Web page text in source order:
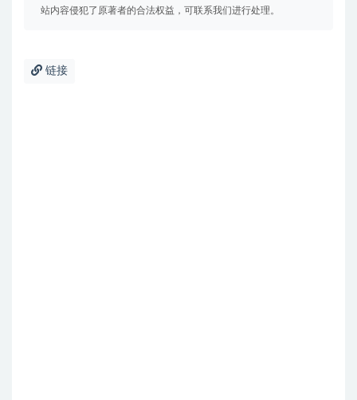
站内容侵犯了原著者的合法权益，可联系我们进行处理。
链接